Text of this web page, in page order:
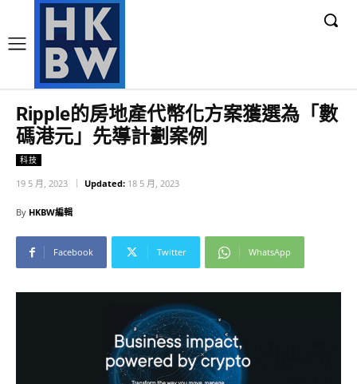
Ripple的房地產代幣化方案獲選為「數
碼港元」先導計劃案例
科技
19 5 月, 2023 Updated: 18 5 月, 2023
By HKBW編輯
Facebook Twitter WhatsApp